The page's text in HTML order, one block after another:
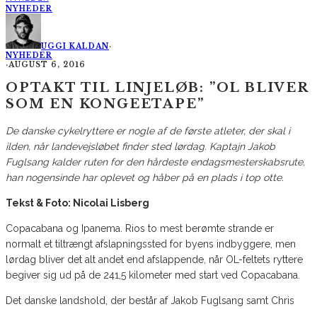
NYHEDER
UGGI KALDAN·
NYHEDER
·AUGUST 6, 2016
OPTAKT TIL LINJELØB: ”OL BLIVER
SOM EN KONGEETAPE”
De danske cykelryttere er nogle af de første atleter, der skal i
ilden, når landevejsløbet finder sted lørdag. Kaptajn Jakob
Fuglsang kalder ruten for den hårdeste endagsmesterskabsrute,
han nogensinde har oplevet og håber på en plads i top otte.
Tekst & Foto: Nicolai Lisberg
Copacabana og Ipanema. Rios to mest berømte strande er
normalt et tiltrængt afslapningssted for byens indbyggere, men
lørdag bliver det alt andet end afslappende, når OL-feltets ryttere
begiver sig ud på de 241,5 kilometer med start ved Copacabana.
Det danske landshold, der består af Jakob Fuglsang samt Chris